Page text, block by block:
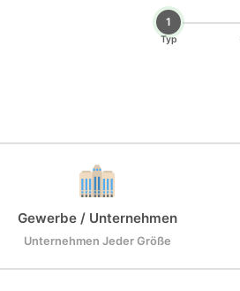
1
Typ
Gewerbe / Unternehmen
Unternehmen Jeder Größe